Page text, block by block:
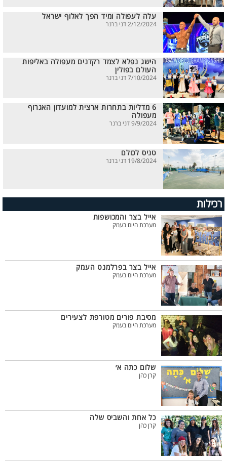
עלה לעפולה ומיד הפך לאלוף ישראל
2/12/2024 דני ברנר
הישג נפלא לצמד רקדנים מעפולה באליפות
העולם בפולין
7/10/2024 דני ברנר
6 מדליות בתחרות ארצית למועדון האגרוף
מעפולה
9/9/2024 דני ברנר
טניס לכולם
19/8/2024 דני ברנר
רכילות
אייל בצר והמכושפות
מערכת היום בעמק
אייל בצר בפרלמנט העמק
מערכת היום בעמק
מסיבת פורים מטורפת לצעירים
מערכת היום בעמק
שלום כתה א׳
קרן כהן
כל אחת והשביס שלה
קרן כהן